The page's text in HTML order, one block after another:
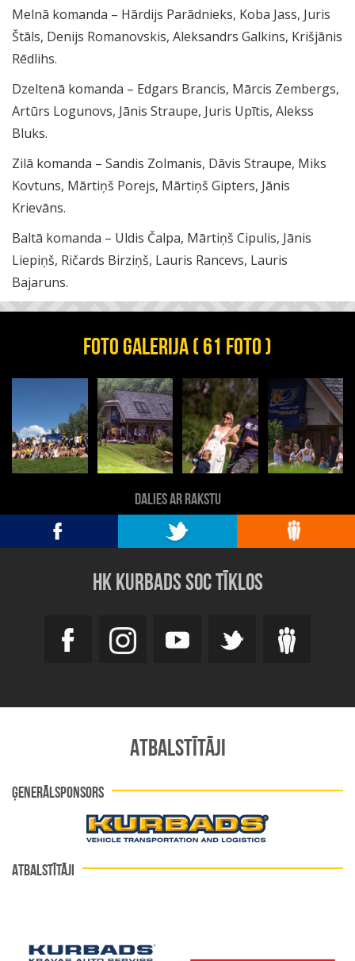
Melnā komanda – Hārdijs Parādnieks, Koba Jass, Juris
Štāls, Denijs Romanovskis, Aleksandrs Galkins, Krišjānis
Rēdlihs.
Dzeltenā komanda – Edgars Brancis, Mārcis Zembergs,
Artūrs Logunovs, Jānis Straupe, Juris Upītis, Alekss
Bluks.
Zilā komanda – Sandis Zolmanis, Dāvis Straupe, Miks
Kovtuns, Mārtiņš Porejs, Mārtiņš Gipters, Jānis
Krievāns.
Baltā komanda – Uldis Čalpa, Mārtiņš Cipulis, Jānis
Liepiņš, Ričards Birziņš, Lauris Rancevs, Lauris
Bajaruns.
FOTO GALERIJA ( 61 FOTO )
DALIES AR RAKSTU
HK KURBADS SOC TĪKLOS
ATBALSTĪTĀJI
ĢENERĀLSPONSORS
ATBALSTĪTĀJI